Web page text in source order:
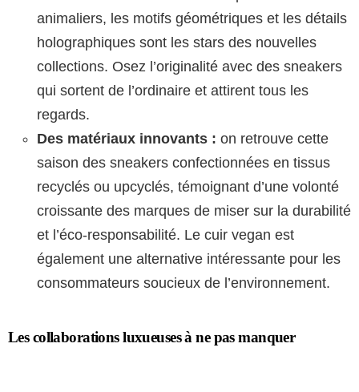
animaliers, les motifs géométriques et les détails
holographiques sont les stars des nouvelles
collections. Osez l’originalité avec des sneakers
qui sortent de l’ordinaire et attirent tous les
regards.
Des matériaux innovants : on retrouve cette
saison des sneakers confectionnées en tissus
recyclés ou upcyclés, témoignant d’une volonté
croissante des marques de miser sur la durabilité
et l’éco-responsabilité. Le cuir vegan est
également une alternative intéressante pour les
consommateurs soucieux de l’environnement.
Les collaborations luxueuses à ne pas manquer